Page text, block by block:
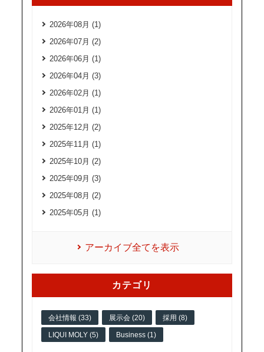
2026年08月 (1)
2026年07月 (2)
2026年06月 (1)
2026年04月 (3)
2026年02月 (1)
2026年01月 (1)
2025年12月 (2)
2025年11月 (1)
2025年10月 (2)
2025年09月 (3)
2025年08月 (2)
2025年05月 (1)
アーカイブ全てを表示
カテゴリ
会社情報 (33) 展示会 (20) 採用 (8)
LIQUI MOLY (5) Business (1)